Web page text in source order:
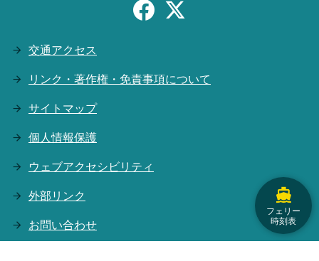
フェリー
時刻表
交通アクセス
リンク・著作権・免責事項について
サイトマップ
個人情報保護
ウェブアクセシビリティ
外部リンク
お問い合わせ